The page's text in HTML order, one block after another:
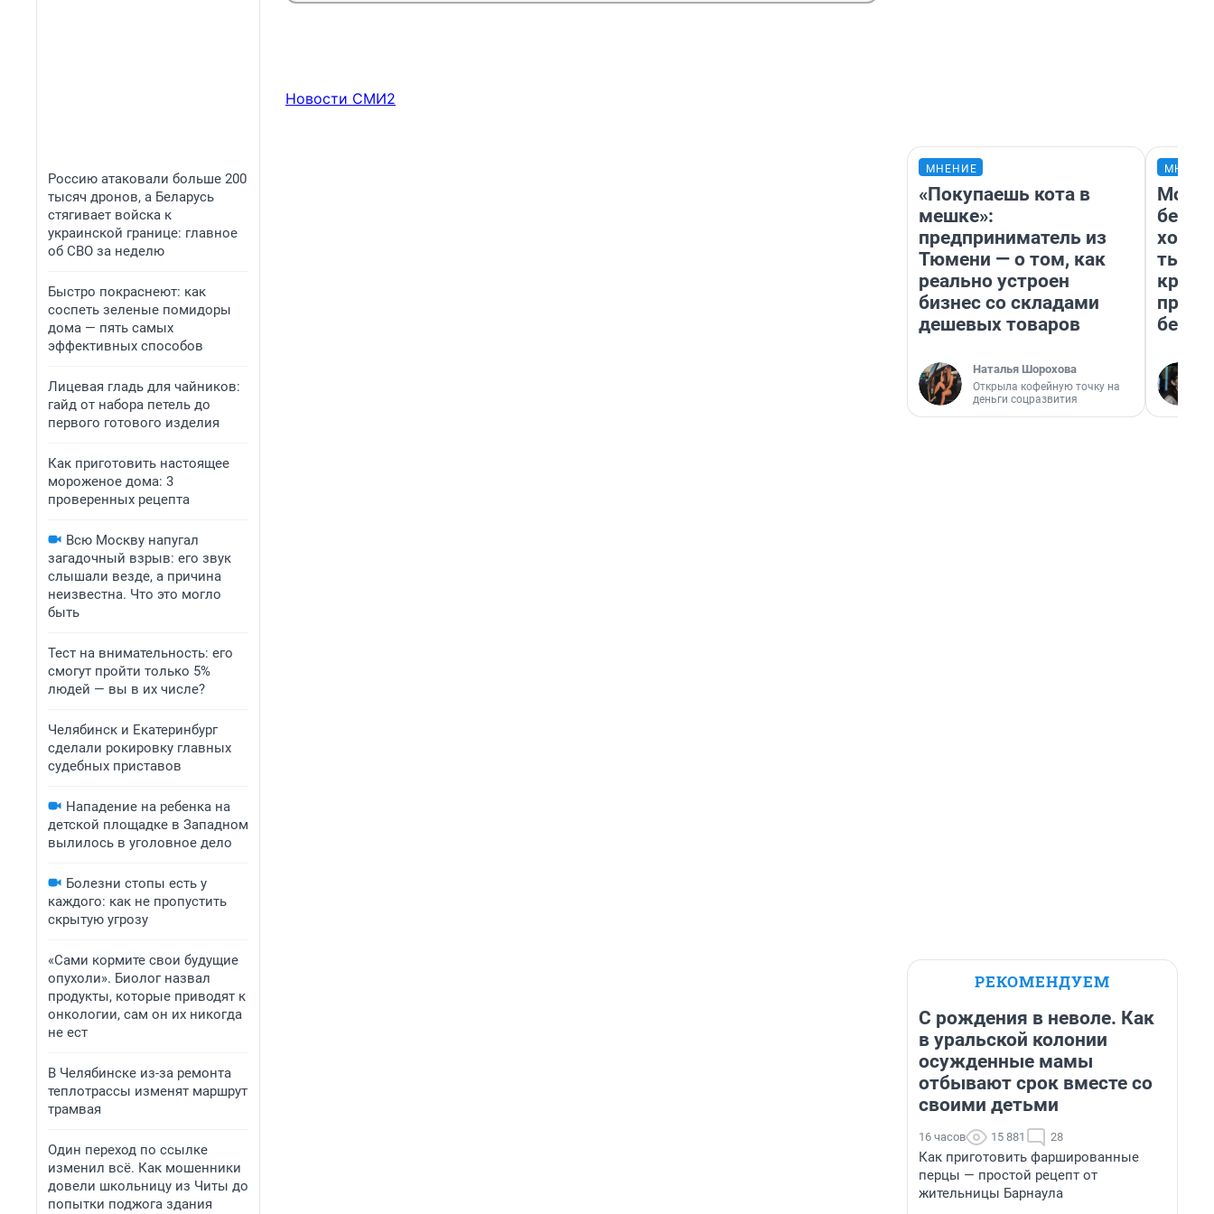
Россию атаковали больше 200
тысяч дронов, а Беларусь
стягивает войска к
украинской границе: главное
об СВО за неделю
Быстро покраснеют: как
соспеть зеленые помидоры
дома — пять самых
эффективных способов
Лицевая гладь для чайников:
гайд от набора петель до
первого готового изделия
Как приготовить настоящее
мороженое дома: 3
проверенных рецепта
Всю Москву напугал
загадочный взрыв: его звук
слышали везде, а причина
неизвестна. Что это могло
быть
Тест на внимательность: его
смогут пройти только 5%
людей — вы в их числе?
Челябинск и Екатеринбург
сделали рокировку главных
судебных приставов
Нападение на ребенка на
детской площадке в Западном
вылилось в уголовное дело
Болезни стопы есть у
каждого: как не пропустить
скрытую угрозу
«Сами кормите свои будущие
опухоли». Биолог назвал
продукты, которые приводят к
онкологии, сам он их никогда
не ест
В Челябинске из-за ремонта
теплотрассы изменят маршрут
трамвая
Один переход по ссылке
изменил всё. Как мошенники
довели школьницу из Читы до
попытки поджога здания
Новости СМИ2
МНЕНИЕ
«Покупаешь кота в
мешке»:
предприниматель из
Тюмени — о том, как
реально устроен
бизнес со складами
дешевых товаров
Наталья Шорохова
Открыла кофейную точку на
деньги соцразвития
Мой
РЕКОМЕНДУЕМ
С рождения в неволе. Как
в уральской колонии
осужденные мамы
отбывают срок вместе со
своими детьми
16 часов 15 881 28
Как приготовить фаршированные
перцы — простой рецепт от
жительницы Барнаула